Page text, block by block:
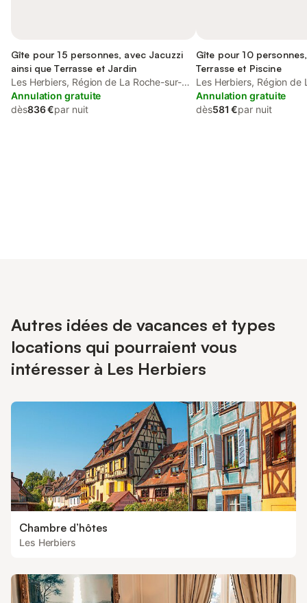
Gîte pour 15 personnes, avec Jacuzzi
ainsi que Terrasse et Jardin
Les Herbiers, Région de La Roche-sur-
Yon
Annulation gratuite
dès836 €par nuit
Gîte pour 10
Terrasse et Piscine
Les Herbiers, Région de
Yon
Annulation gratuite
dès581 €par nuit
Autres idées de vacances et types
locations qui pourraient vous
intéresser à Les Herbiers
Chambre d’hôtes
Les Herbiers